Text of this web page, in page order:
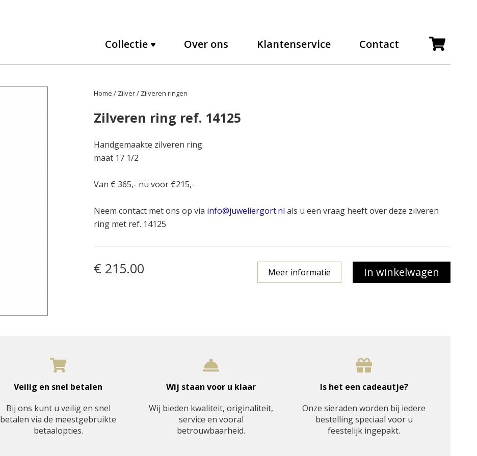
Collectie Over ons Klantenservice Contact
Home / Zilver/ Zilveren ringen
Zilveren ring ref. 14125
Handgemaakte zilveren ring.
maat 17 1/2
Van € 365,- nu voor €215,-
Neem contact met ons op via info@juweliergort.nl als u een vraag heeft over deze zilveren
ring met ref. 14125
€ 215.00 Meer informatie
Veilig en snel betalen
Bij ons kunt u veilig en snel
betalen via de meestgebruikte
betaalopties.
Wij staan voor u klaar
Wij bieden kwaliteit, originaliteit,
service en vooral
betrouwbaarheid.
Is het een cadeautje?
Onze sieraden worden bij iedere
bestelling speciaal voor u
feestelijk ingepakt.